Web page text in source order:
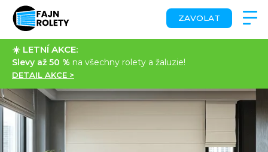
☀️ LETNÍ AKCE:
Slevy až 50 % na všechny rolety a žaluzie!
DETAIL AKCE >
ZAVOLAT